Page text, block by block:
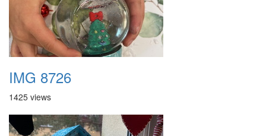
IMG 8726
1425 views